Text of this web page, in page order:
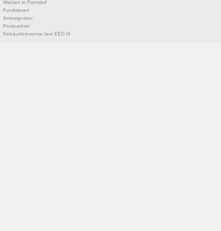
Wahlen in Parndorf
Fundwesen
Amtssignatur
Postpartner
Gebäudeinventar laut EED III